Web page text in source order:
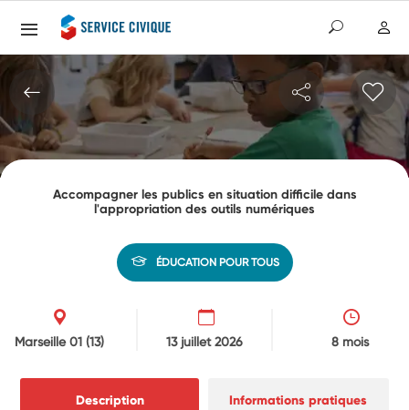
Accompagner les publics en situation difficile dans
l'appropriation des outils numériques
ÉDUCATION POUR TOUS
Marseille 01 (13) 13 juillet 2026 8 mois
Description Informations pratiques